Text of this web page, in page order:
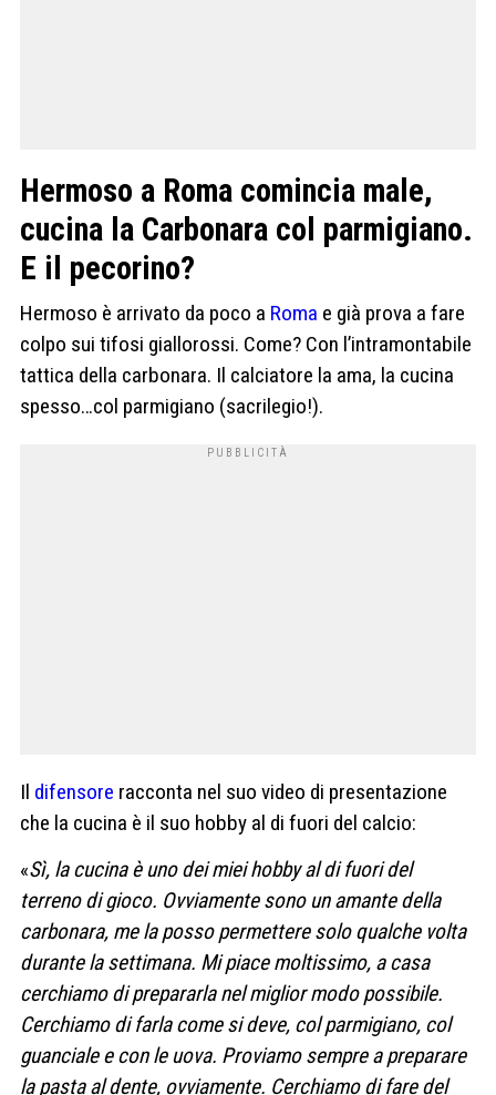
Hermoso a Roma comincia male,
cucina la Carbonara col parmigiano.
E il pecorino?
Hermoso è arrivato da poco a Roma e già prova a fare
colpo sui tifosi giallorossi. Come? Con l’intramontabile
tattica della carbonara. Il calciatore la ama, la cucina
spesso…col parmigiano (sacrilegio!).
Il difensore racconta nel suo video di presentazione
che la cucina è il suo hobby al di fuori del calcio:
«Sì, la cucina è uno dei miei hobby al di fuori del
terreno di gioco. Ovviamente sono un amante della
carbonara, me la posso permettere solo qualche volta
durante la settimana. Mi piace moltissimo, a casa
cerchiamo di prepararla nel miglior modo possibile.
Cerchiamo di farla come si deve, col parmigiano, col
guanciale e con le uova. Proviamo sempre a preparare
la pasta al dente, ovviamente. Cerchiamo di fare del